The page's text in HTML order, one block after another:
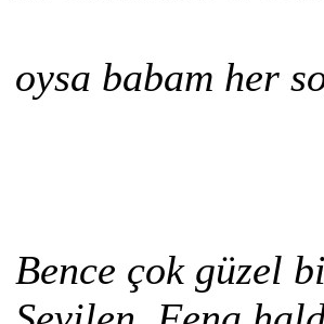
oysa babam her
Bence çok güzel